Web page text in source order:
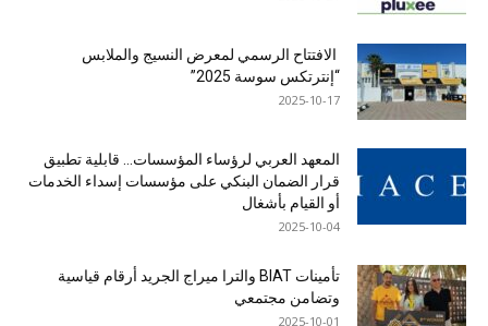
الافتتاح الرسمي لمعرض النسيج والملابس
“إنترتكس سوسة 2025”
2025-10-17
المعهد العربي لرؤساء المؤسسات… قابلية تطبيق
قرار الضمان البنكي على مؤسسات إسداء الخدمات
أو القيام بأشغال
2025-10-04
تأمينات BIAT والترا ميراج الجريد أرقام قياسية
وتضامن مجتمعي
2025-10-01